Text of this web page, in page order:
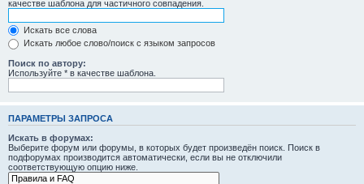
качестве шаблона для частичного совпадения.
Искать все слова
Искать любое слово/поиск с языком запросов
Поиск по автору:
Используйте * в качестве шаблона.
ПАРАМЕТРЫ ЗАПРОСА
Искать в форумах:
Выберите форум или форумы, в которых будет произведён поиск. Поиск в
подфорумах производится автоматически, если вы не отключили
соответствующую опцию ниже.